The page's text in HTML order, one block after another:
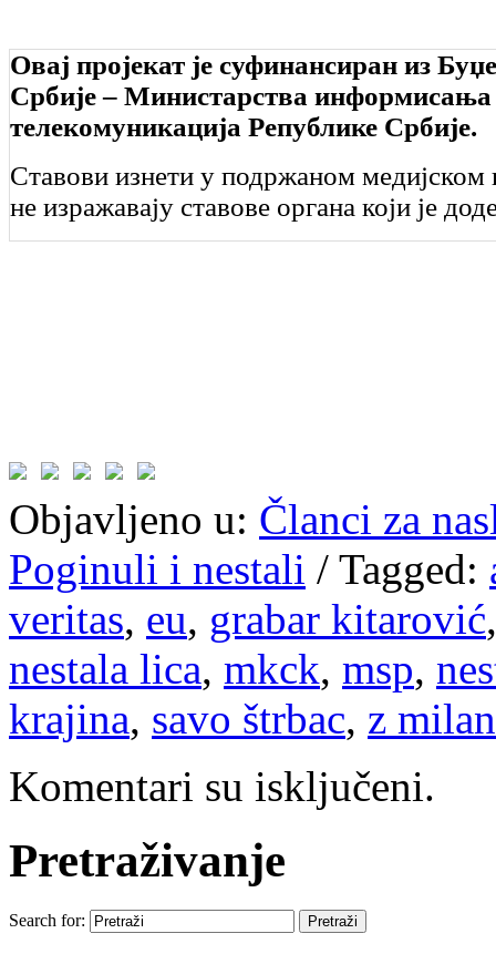
Овај пројекат је суфинансиран из
Србије – Министарства
телекомуникација Републике Србије.
Ставови изнети у подржаном медијском
не изражавају ставове органа који је
Objavljeno u: Članci za
Poginuli i nestali / Tagged:
veritas, eu, grabar kitarović
nestala lica, mkck, msp,
krajina, savo štrbac, z
Komentari su isključeni.
Pretraživanje
Search for: